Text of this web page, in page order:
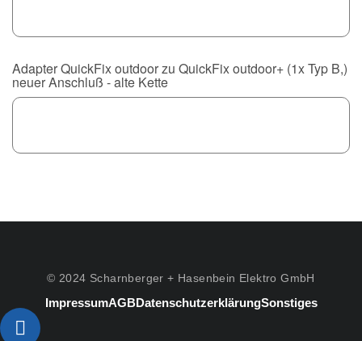
Adapter QuickFix outdoor zu QuickFix outdoor+ (1x Typ B,)
neuer Anschluß - alte Kette
© 2024 Scharnberger + Hasenbein Elektro GmbH
ImpressumAGBDatenschutzerklärungSonstiges